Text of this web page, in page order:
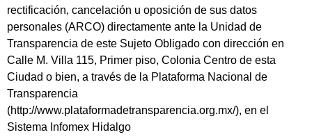
rectificación, cancelación u oposición de sus datos
personales (ARCO) directamente ante la Unidad de
Transparencia de este Sujeto Obligado con dirección en
Calle M. Villa 115, Primer piso, Colonia Centro de esta
Ciudad o bien, a través de la Plataforma Nacional de
Transparencia
(http://www.plataformadetransparencia.org.mx/), en el
Sistema Infomex Hidalgo